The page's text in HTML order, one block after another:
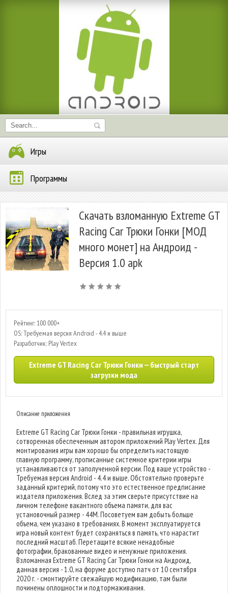
Игры
Программы
Скачать взломанную Extreme GT
Racing Car Трюки Гонки [МОД
много монет] на Андроид -
Версия 1.0 apk
Рейтинг: 100 000+
OS: Требуемая версия Android - 4.4 и выше
Разработчик: Play Vertex
Extreme GT Racing Car Трюки Гонки — быстрый старт
загрузки мода
Описание приложения
Extreme GT Racing Car Трюки Гонки - правильная игрушка,
сотворенная обеспеченным автором приложений Play Vertex. Для
монтирования игры вам хорошо бы определить настоящую
главную программу, прописанные системное критерии игры
устанавливаются от заполученной версии. Под ваше устройство -
Требуемая версия Android - 4.4 и выше. Обстоятельно проверьте
заданный критерий, потому что это естественное предписание
издателя приложения. Вслед за этим сверьте присутствие на
личном телефоне вакантного объема памяти, для вас
установочный размер - 44M. Посоветуем вам добыть больше
объема, чем указано в требованиях. В момент эксплуатируется
игра новый контент будет сохраняться в память, что нарастит
последний масштаб. Перетащите всякие ненадобные
фотографии, бракованные видео и ненужные приложения.
Взломанная Extreme GT Racing Car Трюки Гонки на Андроид,
данная версия - 1.0, на форуме доступно патч от 10 сентября
2020 г. - смонтируйте свежайшую модификацию, там были
починены оплошности и подтормаживания.